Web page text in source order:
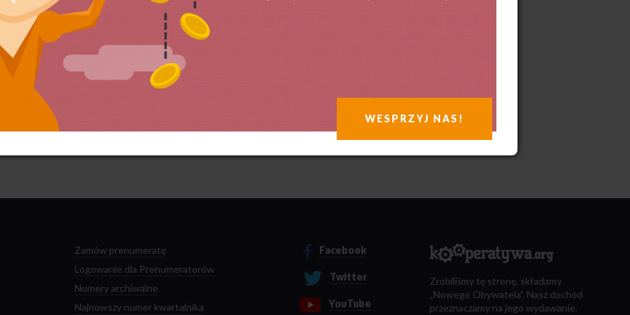
Zamów prenumeratę
Logowanie dla Prenumeratorów
Numery archiwalne
Najnowszy numer kwartalnika
Facebook
Twitter
YouTube
Zrobiliśmy tę stronę, składamy
„Nowego Obywatela”. Nasz dochód
przeznaczamy na jego wydawanie.
WESPRZYJ NAS!